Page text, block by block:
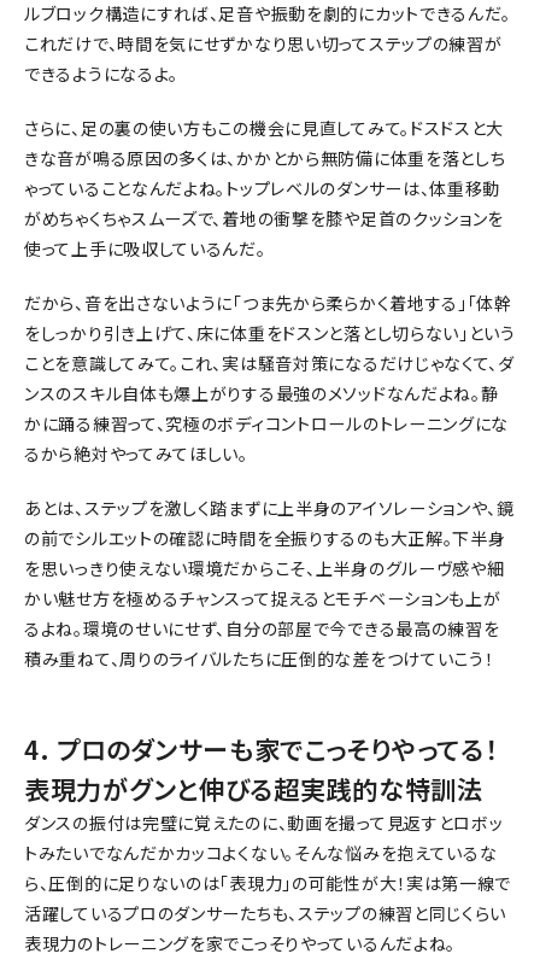
ルブロック構造にすれば、足音や振動を劇的にカットできるんだ。
これだけで、時間を気にせずかなり思い切ってステップの練習が
できるようになるよ。
さらに、足の裏の使い方もこの機会に見直してみて。ドスドスと大
きな音が鳴る原因の多くは、かかとから無防備に体重を落としち
ゃっていることなんだよね。トップレベルのダンサーは、体重移動
がめちゃくちゃスムーズで、着地の衝撃を膝や足首のクッションを
使って上手に吸収しているんだ。
だから、音を出さないように「つま先から柔らかく着地する」「体幹
をしっかり引き上げて、床に体重をドスンと落とし切らない」という
ことを意識してみて。これ、実は騒音対策になるだけじゃなくて、ダ
ンスのスキル自体も爆上がりする最強のメソッドなんだよね。静
かに踊る練習って、究極のボディコントロールのトレーニングにな
るから絶対やってみてほしい。
あとは、ステップを激しく踏まずに上半身のアイソレーションや、鏡
の前でシルエットの確認に時間を全振りするのも大正解。下半身
を思いっきり使えない環境だからこそ、上半身のグルーヴ感や細
かい魅せ方を極めるチャンスって捉えるとモチベーションも上が
るよね。環境のせいにせず、自分の部屋で今できる最高の練習を
積み重ねて、周りのライバルたちに圧倒的な差をつけていこう！
4. プロのダンサーも家でこっそりやってる！
表現力がグンと伸びる超実践的な特訓法
ダンスの振付は完璧に覚えたのに、動画を撮って見返すとロボッ
トみたいでなんだかカッコよくない。そんな悩みを抱えているな
ら、圧倒的に足りないのは「表現力」の可能性が大！実は第一線で
活躍しているプロのダンサーたちも、ステップの練習と同じくらい
表現力のトレーニングを家でこっそりやっているんだよね。